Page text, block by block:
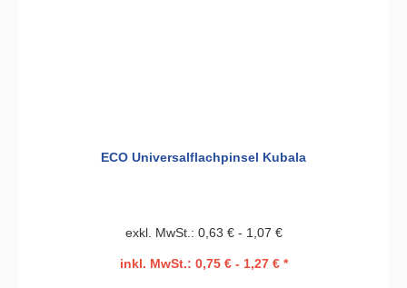
ECO Universalflachpinsel Kubala
exkl. MwSt.: 0,63 € - 1,07 €
inkl. MwSt.: 0,75 € - 1,27 € *